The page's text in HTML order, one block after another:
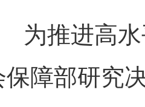
推进高水
保障部研究